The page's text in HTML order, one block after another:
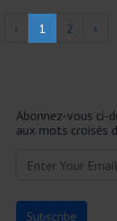
‹ 1 2 ›
Abonnez-vous ci-
aux mots croisés